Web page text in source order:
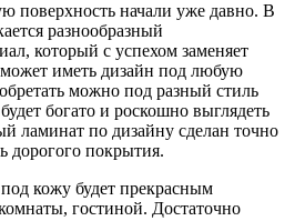
поверхность начали уже давно. В
разнообразный
который с успехом заменяет
иметь дизайн под любую
можно под разный стиль
богато и роскошно выглядеть
ламинат по дизайну сделан точно
дорогого покрытия.
кожу будет прекрасным
гостиной. Достаточно